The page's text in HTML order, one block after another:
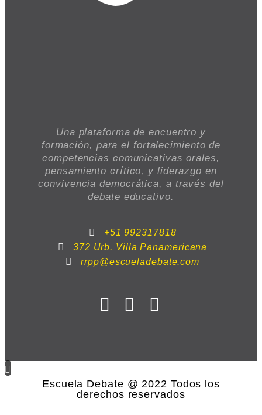
Una plataforma de encuentro y
formación, para el fortalecimiento de
competencias comunicativas orales,
pensamiento crítico, y liderazgo en
convivencia democrática, a través del
debate educativo.
+51 992317818
372 Urb. Villa Panamericana
rrpp@escueladebate.com
Escuela Debate @ 2022 Todos los
derechos reservados